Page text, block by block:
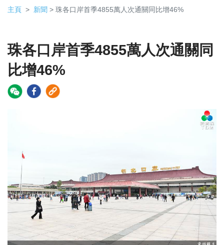
主頁 新聞 > 珠各口岸首季4855萬人次通關同比增46%
珠各口岸首季4855萬人次通關同
比增46%